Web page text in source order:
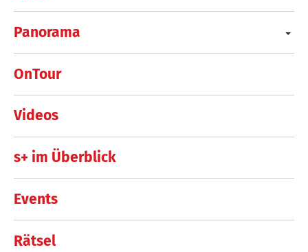
Panorama
OnTour
Videos
s+ im Überblick
Events
Rätsel